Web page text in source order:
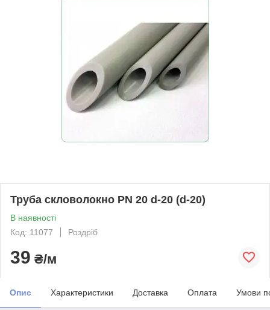
Труба скловолокно PN 20 d-20 (d-20)
В наявності
Код: 11077
Роздріб
39 ₴/м
Опис Характеристики Доставка Оплата Умови